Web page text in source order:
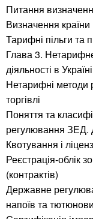
Питання
Визначення
Тарифні пільги та
Глава 3.
діяльності в Україні
Нетарифні методи
торгівлі
Поняття та
регулювання ЗЕД.
Квотування і
Реєстрація-облік
(контрактів)
Державне
напоїв та